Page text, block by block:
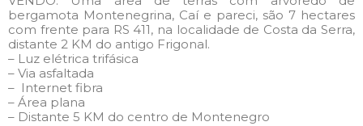
bergamota Montenegrina, Caí e pareci, são 7 hectares
com frente para RS 411, na localidade de Costa da Serra,
distante 2 KM do antigo Frigonal.
– Luz elétrica trifásica
– Via asfaltada
– Internet fibra
– Área plana
– Distante 5 KM do centro de Montenegro